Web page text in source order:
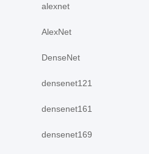
alexnet
AlexNet
DenseNet
densenet121
densenet161
densenet169